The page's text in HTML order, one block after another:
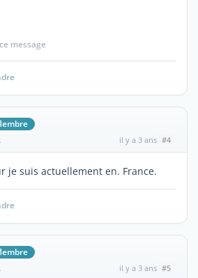
message
il y a 3 ans #4
je suis actuellement en. France.
il y a 3 ans #5